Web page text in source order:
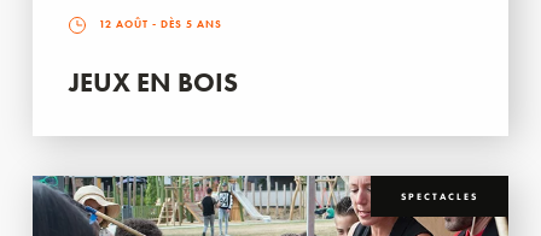
12 AOÛT - DÈS 5 ANS
JEUX EN BOIS
SPECTACLES